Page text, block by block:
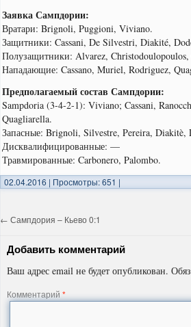
Заявка Сампдории:
Вратари: Brignoli, Puggioni, Viviano.
Защитники: Cassani, De Silvestri, Diakité,
Полузащитники: Alvarez,
Нападающие: Cassano, Muriel, Rodriguez,
Предполагаемый состав Сампдории:
Sampdoria (3-4-2-1): Viviano; Cassani,
Quagliarella.
Запасные: Brignoli, Silvestre, Pereira, Diakitè,
Дисквалифицированные: —
Травмированные: Carbonero, Palombo.
02.04.2016 | Просмотры: 651 |
← Сампдория – Кьево 0:1
Добавить комментарий
Ваш адрес email не будет опубликован.
Комментарий*